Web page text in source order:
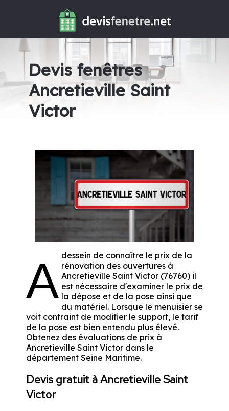
Devis fenêtres
Ancretieville Saint
Victor
A dessein de connaître le prix de la
rénovation des ouvertures à
Ancretieville Saint Victor (76760) il
est nécessaire d'examiner le prix de
la dépose et de la pose ainsi que
du matériel. Lorsque le menuisier se
voit contraint de modifier le support, le tarif
de la pose est bien entendu plus élevé.
Obtenez des évaluations de prix à
Ancretieville Saint Victor dans le
département Seine Maritime.
Devis gratuit à Ancretieville Saint
Victor